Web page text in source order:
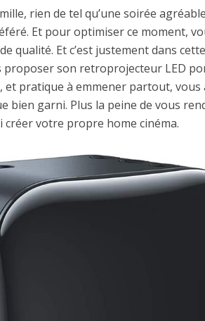
rien de tel qu’une soirée
Et pour optimiser ce moment,
qualité. Et c’est justement dans
proposer son retroprojecteur LED
et pratique à emmener partout, vous
bien garni. Plus la peine de vous
créer votre propre home cinéma.